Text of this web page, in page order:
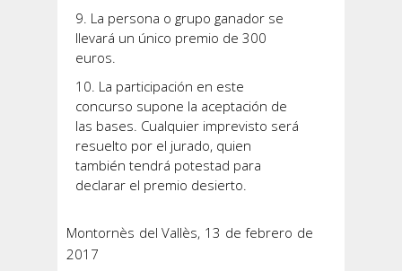
La persona o grupo ganador se
llevará un único premio de 300
euros.
La participación en este
concurso supone la aceptación de
las bases. Cualquier imprevisto será
resuelto por el jurado, quien
también tendrá potestad para
declarar el premio desierto.
Montornès del Vallès, 13 de febrero de
2017